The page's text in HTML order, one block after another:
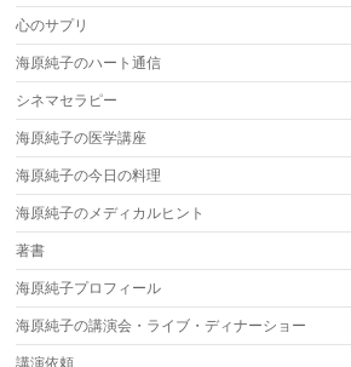
心のサプリ
海原純子のハート通信
シネマセラピー
海原純子の医学講座
海原純子の今日の料理
海原純子のメディカルヒント
著書
海原純子プロフィール
海原純子の講演会・ライブ・ディナーショー
講演依頼